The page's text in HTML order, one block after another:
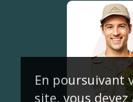
En poursuivant
site, vous